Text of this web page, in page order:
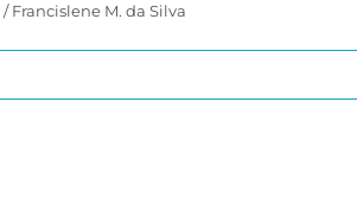
/ Francislene M. da Silva